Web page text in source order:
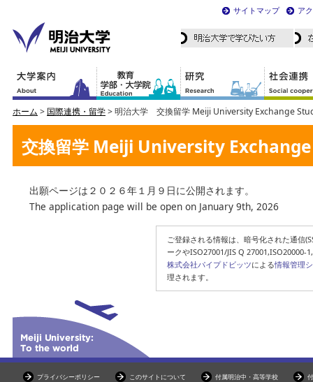
サイトマップ ア
ホーム > 国際連携・留学> 明治大学 交換留学 Meiji University Exchange
交換留学 Meiji University
出願ページは２０２６年１月９日に公開されます。
The application page will be open on January 9th, 2026
ご登録される情報は、暗号化された通信
ークやISO27001/JIS Q 27001,ISO20000-
株式会社パイプドビッツによる情報管理
理されます。
プライバシーポリシー このサイトについて 付属明治中・高等学校